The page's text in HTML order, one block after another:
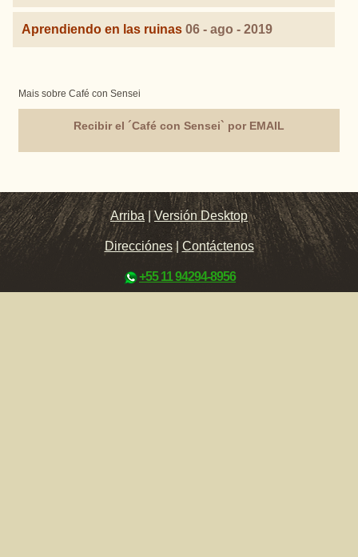
Aprendiendo en las ruinas 06 - ago - 2019
Mais sobre Café con Sensei
Recibir el ´Café con Sensei` por EMAIL
Arriba |Versión Desktop
Direcciónes| Contáctenos
+55 11 94294-8956